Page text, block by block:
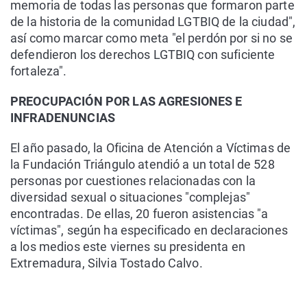
memoria de todas las personas que formaron parte
de la historia de la comunidad LGTBIQ de la ciudad",
así como marcar como meta "el perdón por si no se
defendieron los derechos LGTBIQ con suficiente
fortaleza".
PREOCUPACIÓN POR LAS AGRESIONES E
INFRADENUNCIAS
El año pasado, la Oficina de Atención a Víctimas de
la Fundación Triángulo atendió a un total de 528
personas por cuestiones relacionadas con la
diversidad sexual o situaciones "complejas"
encontradas. De ellas, 20 fueron asistencias "a
víctimas", según ha especificado en declaraciones
a los medios este viernes su presidenta en
Extremadura, Silvia Tostado Calvo.